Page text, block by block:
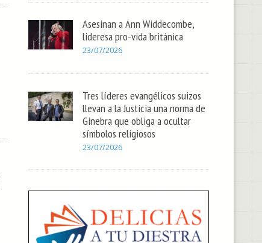
Asesinan a Ann Widdecombe,
lideresa pro-vida británica
23/07/2026
Tres líderes evangélicos suizos
llevan a la Justicia una norma de
Ginebra que obliga a ocultar
símbolos religiosos
23/07/2026